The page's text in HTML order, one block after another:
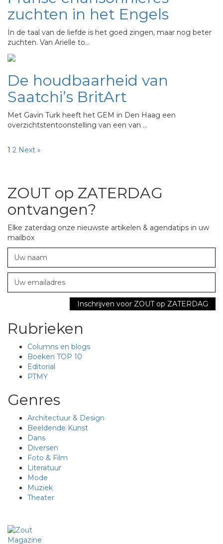
zuchten in het Engels
In de taal van de liefde is het goed zingen, maar nog beter
zuchten. Van Arielle to…
De houdbaarheid van
Saatchi’s BritArt
Met Gavin Turk heeft het GEM in Den Haag een
overzichtstentoonstelling van een van …
1 2 Next »
ZOUT op ZATERDAG
ontvangen?
Elke zaterdag onze nieuwste artikelen & agendatips in uw
mailbox
Rubrieken
Columns en blogs
Boeken TOP 10
Editorial
PTMY
Genres
Architectuur & Design
Beeldende Kunst
Dans
Diversen
Foto & Film
Literatuur
Mode
Muziek
Theater